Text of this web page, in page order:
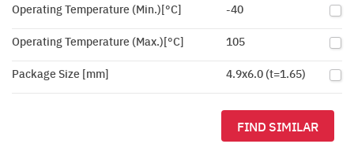
Operating Temperature (Min.)[°C] -40
Operating Temperature (Max.)[°C] 105
Package Size [mm] 4.9x6.0 (t=1.65)
FIND SIMILAR